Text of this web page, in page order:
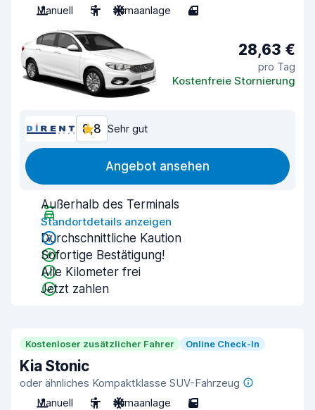
Manuell
5 Klimaanlage 4
28,63 €
pro Tag
Kostenfreie Stornierung
8,8 Sehr gut
Angebot ansehen
Außerhalb des Terminals
Standortdetails anzeigen
Durchschnittliche Kaution
Sofortige Bestätigung!
Alle Kilometer frei
Jetzt zahlen
Kostenloser zusätzlicher Fahrer Online Check-In
Kia Stonic
oder ähnliches Kompaktklasse SUV-Fahrzeug
Manuell
5 Klimaanlage 5